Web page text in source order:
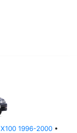
X100 1996-2000 •